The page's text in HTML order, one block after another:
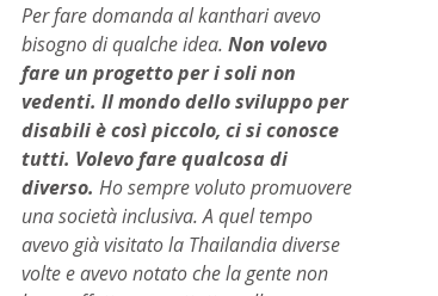
Per fare domanda al kanthari avevo
bisogno di qualche idea. Non volevo
fare un progetto per i soli non
vedenti. Il mondo dello sviluppo per
disabili è così piccolo, ci si conosce
tutti. Volevo fare qualcosa di
diverso. Ho sempre voluto promuovere
una società inclusiva. A quel tempo
avevo già visitato la Thailandia diverse
volte e avevo notato che la gente non